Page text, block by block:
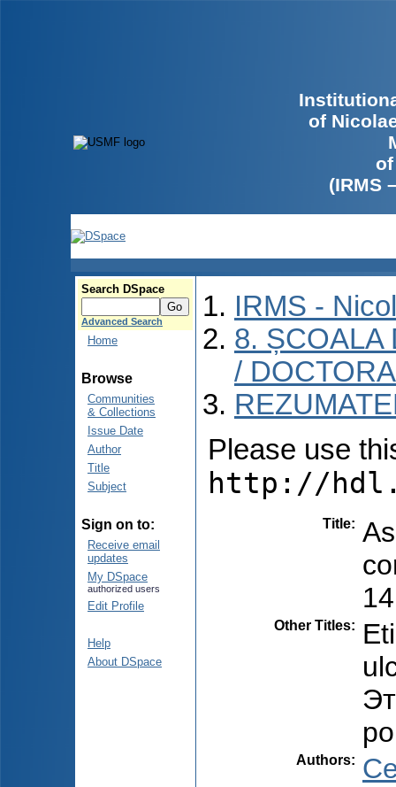
of
(IRMS
Search DSpace
Advanced Search
Home
Browse
Communities
& Collections
Issue Date
Author
Title
Subject
Sign on to:
Receive email
updates
My DSpace
authorized users
Edit Profile
Help
About DSpace
IRMS -
8. ȘCOALA
/
Please use
http://
Title:
Other Titles:
Authors: